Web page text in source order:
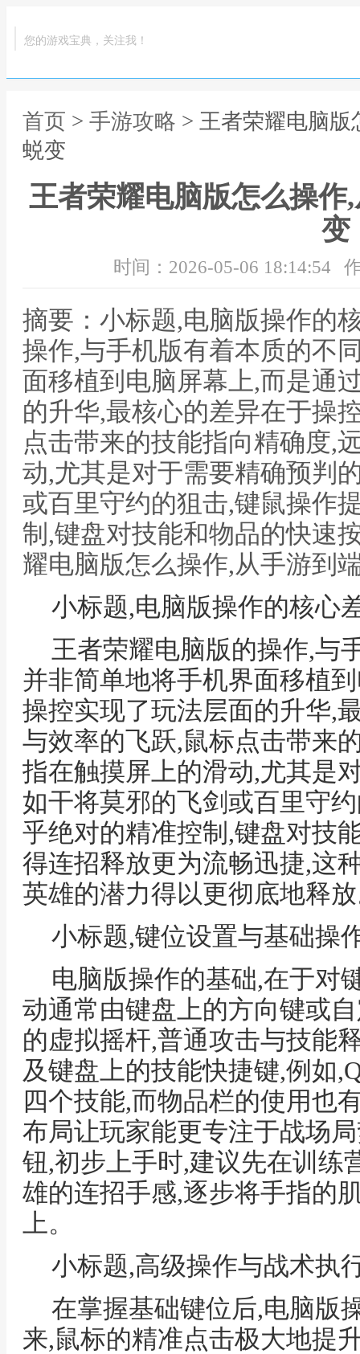
您的游戏宝典，关注我！
首页 > 手游攻略 > 王者荣耀电脑
蜕变
王者荣耀电脑版怎么操作
变
时间：2026-05-06 18:14:54
摘要：小标题,电脑版操作的
操作,与手机版有着本质的不
面移植到电脑屏幕上,而是通
的升华,最核心的差异在于操
点击带来的技能指向精确度,
动,尤其是对于需要精确预判
或百里守约的狙击,键鼠操作
制,键盘对技能和物品的快速
耀电脑版怎么操作,从手游到
小标题,电脑版操作的核心
王者荣耀电脑版的操作,与
并非简单地将手机界面移植
操控实现了玩法层面的升华,
与效率的飞跃,鼠标点击带来
指在触摸屏上的滑动,尤其是
如干将莫邪的飞剑或百里守
乎绝对的精准控制,键盘对技
得连招释放更为流畅迅捷,这
英雄的潜力得以更彻底地释
小标题,键位设置与基础操
电脑版操作的基础,在于对
动通常由键盘上的方向键或
的虚拟摇杆,普通攻击与技能
及键盘上的技能快捷键,例如
四个技能,而物品栏的使用也
布局让玩家能更专注于战场
钮,初步上手时,建议先在训练
雄的连招手感,逐步将手指的
上。
小标题,高级操作与战术执
在掌握基础键位后,电脑版
来,鼠标的精准点击极大地提